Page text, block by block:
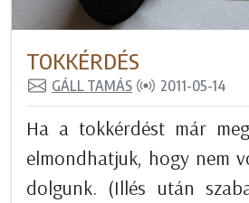
TOKKÉRDÉS
GÁLL TAMÁS 2011-05-14
Ha a tokkérdést már
elmondhatjuk, hogy nem
dolgunk. (Illés után